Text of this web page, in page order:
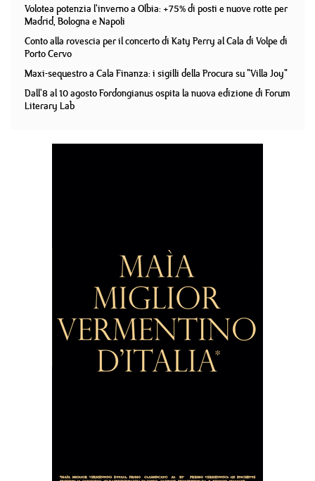
Volotea potenzia l'inverno a Olbia: +75% di posti e nuove rotte per
Madrid, Bologna e Napoli
Conto alla rovescia per il concerto di Katy Perry al Cala di Volpe di
Porto Cervo
Maxi-sequestro a Cala Finanza: i sigilli della Procura su "Villa Joy"
Dall'8 al 10 agosto Fordongianus ospita la nuova edizione di Forum
Literary Lab